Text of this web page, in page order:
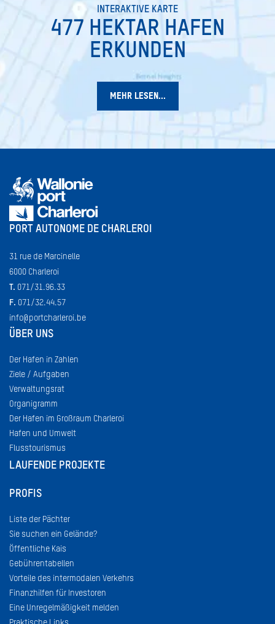
INTERAKTIVE KARTE
477 HEKTAR HAFEN
ERKUNDEN
MEHR LESEN...
PORT AUTONOME DE CHARLEROI
31 rue de Marcinelle
6000 Charleroi
T. 071/31.96.33
F. 071/32.44.57
info@portcharleroi.be
ÜBER UNS
Der Hafen in Zahlen
Ziele / Aufgaben
Verwaltungsrat
Organigramm
Der Hafen im Großraum Charleroi
Hafen und Umwelt
Flusstourismus
LAUFENDE PROJEKTE
PROFIS
Liste der Pächter
Sie suchen ein Gelände?
Öffentliche Kais
Gebührentabellen
Vorteile des intermodalen Verkehrs
Finanzhilfen für Investoren
Eine Unregelmäßigkeit melden